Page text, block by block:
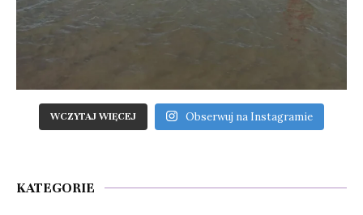
WCZYTAJ WIĘCEJ Obserwuj na Instagramie
KATEGORIE